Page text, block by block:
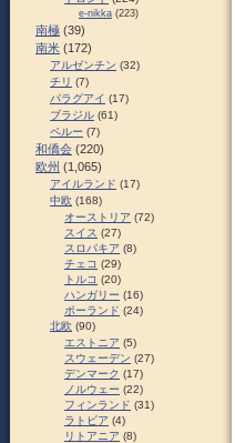
e-nikka (223)
南極 (39)
南米 (172)
アルゼンチン (32)
チリ (7)
パラグアイ (17)
ブラジル (61)
ペルー (7)
和僑会 (220)
欧州 (1,065)
アイルランド (17)
中欧 (168)
オーストリア (72)
スイス (27)
スロパキア (8)
チェコ (29)
トルコ (20)
ハンガリー (16)
ポーランド (24)
北欧 (90)
エストニア (5)
スウェーデン (27)
デンマーク (17)
ノルウェー (22)
フィンランド (31)
ラトビア (4)
リトアニア (8)